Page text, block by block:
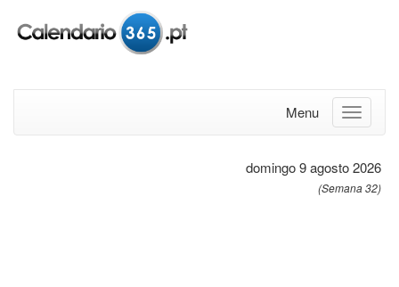
Menu
domingo 9 agosto 2026
(Semana 32)